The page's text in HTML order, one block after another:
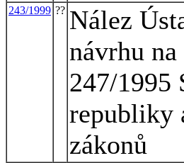
243/1999 ?? Nález
návrhu
247/1995
republiky
zákonů